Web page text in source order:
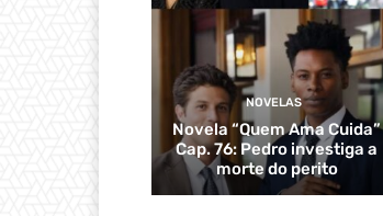
NOVELAS
Novela “Quem Ama Cuida”
Cap. 76: Pedro investiga a
morte do perito